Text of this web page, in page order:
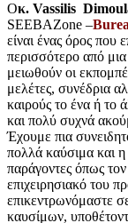
Oκ. Vassilis
SEEBAZone –
είναι ένας όρος που
περισσότερο από
μειωθούν οι
μελέτες, συνέδρια
καιρούς το ένα ή το
και πολύ συχνά
Έχουμε πια
πολλά καύσιμα και
παράγοντες όπως
επιχειρησιακό του
επικεντρωνόμαστε
καυσίμων,